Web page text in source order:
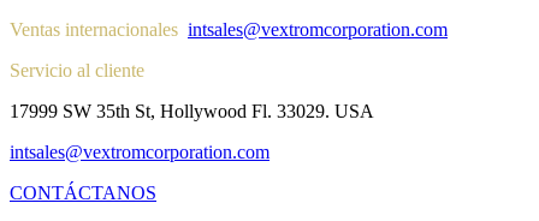
Ventas internacionales intsales@vextromcorporation.com
Servicio al cliente
17999 SW 35th St, Hollywood Fl. 33029. USA
intsales@vextromcorporation.com
CONTÁCTANOS